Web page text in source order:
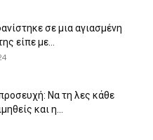
σε μια αγιασμένη
είπε με...
Να τη λες κάθε
και η...